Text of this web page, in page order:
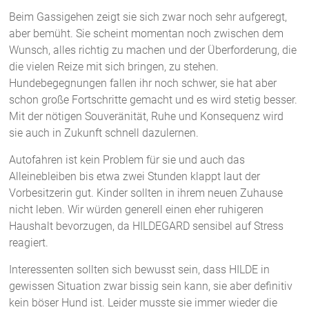
Beim Gassigehen zeigt sie sich zwar noch sehr aufgeregt,
aber bemüht. Sie scheint momentan noch zwischen dem
Wunsch, alles richtig zu machen und der Überforderung, die
die vielen Reize mit sich bringen, zu stehen.
Hundebegegnungen fallen ihr noch schwer, sie hat aber
schon große Fortschritte gemacht und es wird stetig besser.
Mit der nötigen Souveränität, Ruhe und Konsequenz wird
sie auch in Zukunft schnell dazulernen.
Autofahren ist kein Problem für sie und auch das
Alleinebleiben bis etwa zwei Stunden klappt laut der
Vorbesitzerin gut. Kinder sollten in ihrem neuen Zuhause
nicht leben. Wir würden generell einen eher ruhigeren
Haushalt bevorzugen, da HILDEGARD sensibel auf Stress
reagiert.
Interessenten sollten sich bewusst sein, dass HILDE in
gewissen Situation zwar bissig sein kann, sie aber definitiv
kein böser Hund ist. Leider musste sie immer wieder die